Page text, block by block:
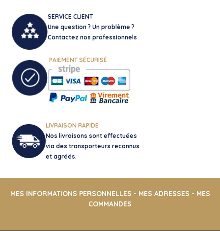
SERVICE CLIENT
Une question ? Un problème ?
Contactez nos professionnels
PAIEMENT SÉCURISÉ
LIVRAISON RAPIDE
Nos livraisons sont effectuées
via des transporteurs reconnus
et agréés.
MES INFORMATIONS PERSONNELLES - MES ADRESSES - MES
COMMANDES